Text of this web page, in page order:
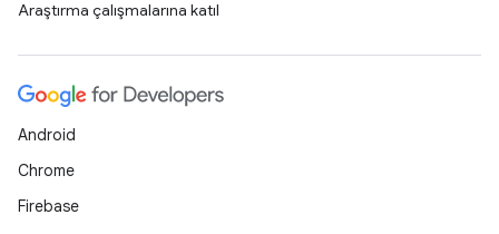
Araştırma çalışmalarına katıl
Android
Chrome
Firebase